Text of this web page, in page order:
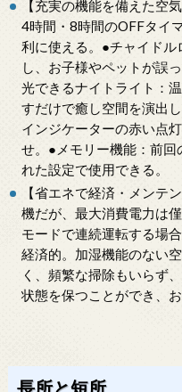
【充実の機能を備えた空
4時間・8時間のOFFタイ
利に使える。●チャイドル
し、お子様やペットが誤
光できるナイトライト：
すだけで癒し空間を演出
インジケーターの赤い点
せ。●メモリー機能：前
れた設定で使用できる。
【省エネで経済・メンテ
機だが、最大消費電力は
モードで連続運転する場
経済的。加湿機能のない
く、頻繁な掃除もいらず
状態を保つことができ、